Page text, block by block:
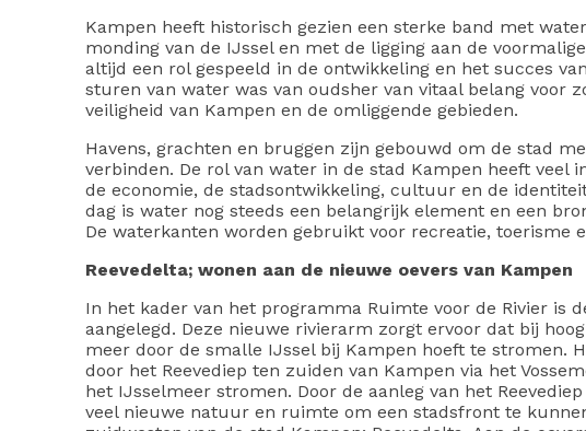
Kampen heeft historisch gezien een sterke band met
monding van de IJssel en met de ligging aan de
altijd een rol gespeeld in de ontwikkeling en het succes
sturen van water was van oudsher van vitaal belang voor
veiligheid van Kampen en de omliggende gebieden.
Havens, grachten en bruggen zijn gebouwd om de stad
verbinden. De rol van water in de stad Kampen heeft veel
de economie, de stadsontwikkeling, cultuur en de
dag is water nog steeds een belangrijk element en een
De waterkanten worden gebruikt voor recreatie, toerisme
Reevedelta; wonen aan de nieuwe oevers van Kampen
In het kader van het programma Ruimte voor de Rivier is
aangelegd. Deze nieuwe rivierarm zorgt ervoor dat bij
meer door de smalle IJssel bij Kampen hoeft te stromen.
door het Reevediep ten zuiden van Kampen via het
het IJsselmeer stromen. Door de aanleg van het
veel nieuwe natuur en ruimte om een stadsfront te